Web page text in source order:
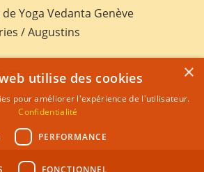
Yoga Vedanta Genève
/ Augustins
28
×
utilise des cookies
pour améliorer l'expérience de l'utilisateur.
Confidentialité
PERFORMANCE
FONCTIONNEL